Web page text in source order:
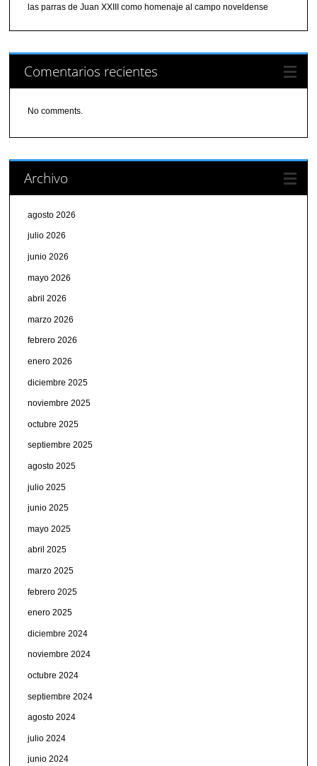
las parras de Juan XXIII como homenaje al campo noveldense
Comentarios recientes
No comments.
Archivo
agosto 2026
julio 2026
junio 2026
mayo 2026
abril 2026
marzo 2026
febrero 2026
enero 2026
diciembre 2025
noviembre 2025
octubre 2025
septiembre 2025
agosto 2025
julio 2025
junio 2025
mayo 2025
abril 2025
marzo 2025
febrero 2025
enero 2025
diciembre 2024
noviembre 2024
octubre 2024
septiembre 2024
agosto 2024
julio 2024
junio 2024